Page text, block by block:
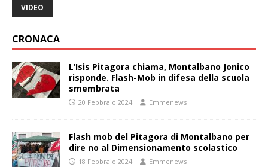
VIDEO
CRONACA
L’Isis Pitagora chiama, Montalbano Jonico
risponde. Flash-Mob in difesa della scuola
smembrata
20 Febbraio 2024 Emmenews
Flash mob del Pitagora di Montalbano per
dire no al Dimensionamento scolastico
18 Febbraio 2024 Emmenews